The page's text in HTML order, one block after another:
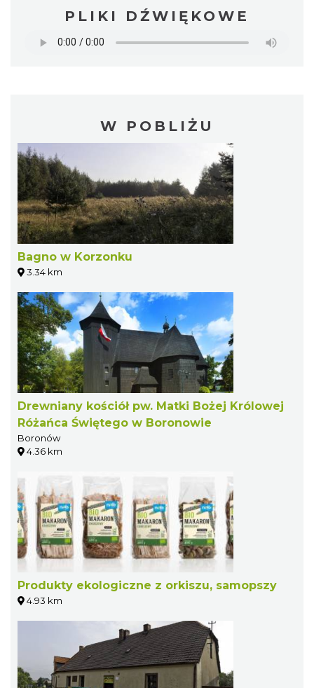
PLIKI DŹWIĘKOWE
W POBLIŻU
Bagno w Korzonku
3.34 km
Drewniany kościół pw. Matki Bożej Królowej
Różańca Świętego w Boronowie
Boronów
4.36 km
Produkty ekologiczne z orkiszu, samopszy
4.93 km